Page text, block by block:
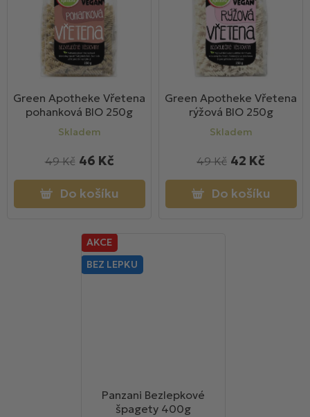
Green Apotheke Vřetena
pohanková BIO 250g
Skladem
46 Kč
49 Kč
Do košíku
Green Apotheke Vřetena
rýžová BIO 250g
Skladem
42 Kč
49 Kč
Do košíku
AKCE
BEZ LEPKU
Panzani Bezlepkové
špagety 400g